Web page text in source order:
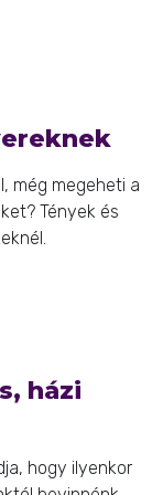
még megeheti a
Tények és
házi
hogy ilyenkor